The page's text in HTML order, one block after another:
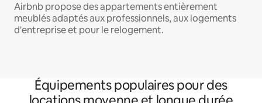
Airbnb propose des appartements entièrement
meublés adaptés aux professionnels, aux logements
d'entreprise et pour le relogement.
Équipements populaires pour des